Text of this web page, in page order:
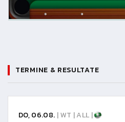
TERMINE & RESULTATE
DO, 06.08. | WT | ALL |